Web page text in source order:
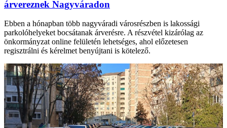
árvereznek Nagyváradon
Ebben a hónapban több nagyváradi városrészben is lakossági
parkolóhelyeket bocsátanak árverésre. A részvétel kizárólag az
önkormányzat online felületén lehetséges, ahol előzetesen
regisztrálni és kérelmet benyújtani is kötelező.